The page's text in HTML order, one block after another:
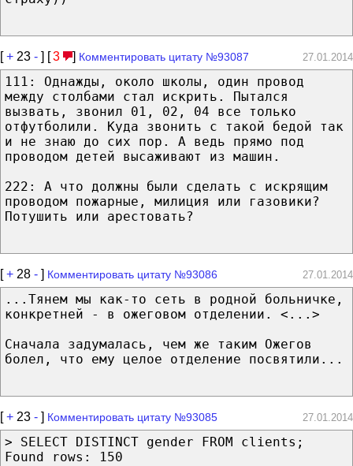
[+ 23 - ] [3 ] Комментировать цитату №93087 27.01.2014
111: Однажды, около школы, один провод
между столбами стал искрить. Пытался
вызвать, звонил 01, 02, 04 все только
отфутболили. Куда звонить с такой бедой так
и не знаю до сих пор. А ведь прямо под
проводом детей высаживают из машин.
222: А что должны были сделать с искрящим
проводом пожарные, милиция или газовики?
Потушить или арестовать?
[+ 28 - ] Комментировать цитату №93086 27.01.2014
...Тянем мы как-то сеть в родной больничке,
конкретней - в ожеговом отделении. <...>
Сначала задумалась, чем же таким Ожегов
болел, что ему целое отделение посвятили...
[+ 23 - ] Комментировать цитату №93085 27.01.2014
> SELECT DISTINCT gender FROM clients;
Found rows: 150